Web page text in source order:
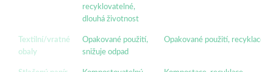
recyklovatelné,
dlouhá životnost
Textilní/vratné
obaly
Opakované použití,
snižuje odpad
Opakované použití, recyklace